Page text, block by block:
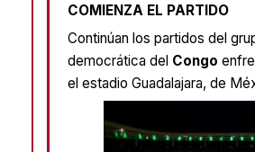
COMIENZA EL PARTIDO
Continúan los partidos del
democrática del Congo
el estadio Guadalajara, de